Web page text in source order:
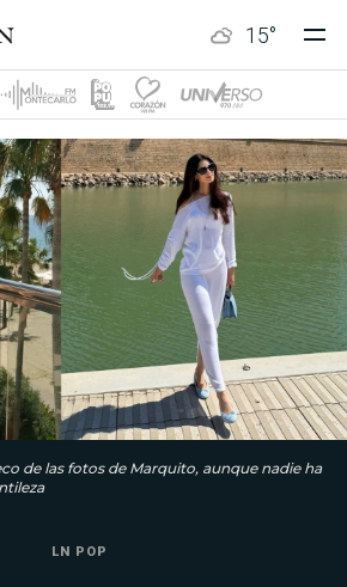
15°
de las fotos de Marquito, aunque nadie ha
LN POP